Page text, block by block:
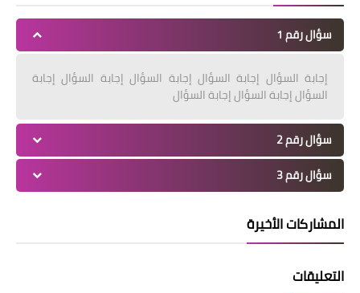
سؤال رقم 1
إجابة السؤال إجابة السؤال إجابة السؤال إجابة السؤال إجابة
السؤال إجابة السؤال إجابة السؤال
سؤال رقم 2
سؤال رقم 3
المشاركات الأخيرة
التعليقات